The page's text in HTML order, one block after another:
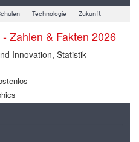
Technologie Zukunft
Zahlen & Fakten 2026
Innovation, Statistik